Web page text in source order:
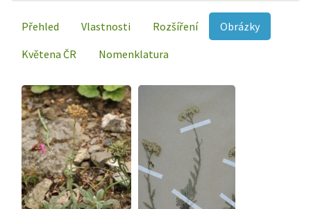
Přehled Vlastnosti Rozšíření
Obrázky
Květena ČR
Nomenklatura